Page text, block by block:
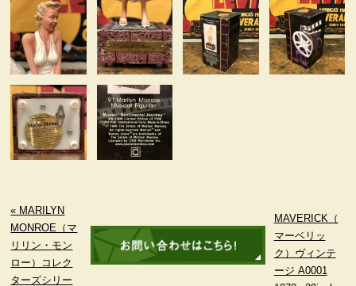
« MARILYN
MONROE（マ
リリン・モン
ロー）コレク
ターズシリー
MAVERICK（
マーベリッ
ク）ヴィンテ
ージ A0001